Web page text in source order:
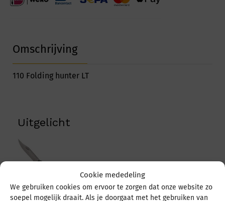
Cookie mededeling
We gebruiken cookies om ervoor te zorgen dat onze website zo
soepel mogelijk draait. Als je doorgaat met het gebruiken van
Omschrijving
110 Folding hunter LT
Uitgelicht